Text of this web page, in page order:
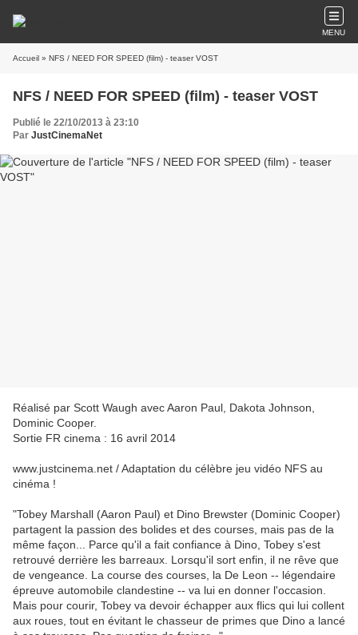
MENU
Accueil » NFS / NEED FOR SPEED (film) - teaser VOST
NFS / NEED FOR SPEED (film) - teaser VOST
Publié le 22/10/2013 à 23:10
Par JustCinemaNet
Réalisé par Scott Waugh avec Aaron Paul, Dakota Johnson,
Dominic Cooper.
Sortie FR cinema : 16 avril 2014
www.justcinema.net / Adaptation du célèbre jeu vidéo NFS au
cinéma !
"Tobey Marshall (Aaron Paul) et Dino Brewster (Dominic Cooper)
partagent la passion des bolides et des courses, mais pas de la
même façon... Parce qu'il a fait confiance à Dino, Tobey s'est
retrouvé derrière les barreaux. Lorsqu'il sort enfin, il ne rêve que
de vengeance. La course des courses, la De Leon -- légendaire
épreuve automobile clandestine -- va lui en donner l'occasion.
Mais pour courir, Tobey va devoir échapper aux flics qui lui collent
aux roues, tout en évitant le chasseur de primes que Dino a lancé